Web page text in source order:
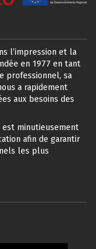
l’impression et la
en 1977 en tant
professionnel, sa
a rapidement
aux besoins des
est minutieusement
afin de garantir
les plus